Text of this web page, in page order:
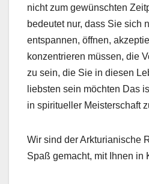
nicht zum gewünschten
bedeutet nur, dass Sie sich
entspannen, öffnen,
konzentrieren müssen, die
zu sein, die Sie in diesen
liebsten sein möchten Das
in spiritueller Meisterschaft
Wir sind der Arkturianische
Spaß gemacht, mit Ihnen in